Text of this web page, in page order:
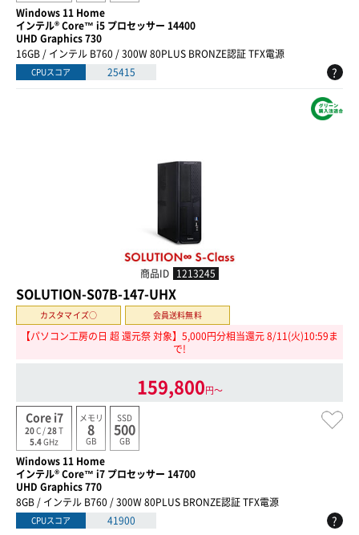
Windows 11 Home
インテル® Core™ i5 プロセッサー 14400
UHD Graphics 730
16GB / インテル B760 / 300W 80PLUS BRONZE認証 TFX電源
CPUスコア 25415 ?
商品ID 1213245
SOLUTION-S07B-147-UHX
カスタマイズ○ 会員送料無料
【パソコン工房の日 超 還元祭 対象】5,000円分相当還元 8/11(火)10:59ま
で!
159,800円〜
Core i7
20C /28T
5.4GHz
メモリ
8
GB
SSD
500
GB
Windows 11 Home
インテル® Core™ i7 プロセッサー 14700
UHD Graphics 770
8GB / インテル B760 / 300W 80PLUS BRONZE認証 TFX電源
CPUスコア 41900 ?